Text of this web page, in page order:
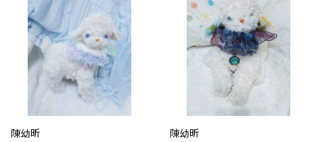
陳幼昕 陳幼昕